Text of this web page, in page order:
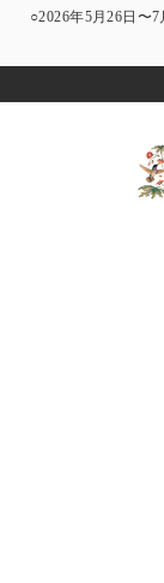
○2026年5月26日〜